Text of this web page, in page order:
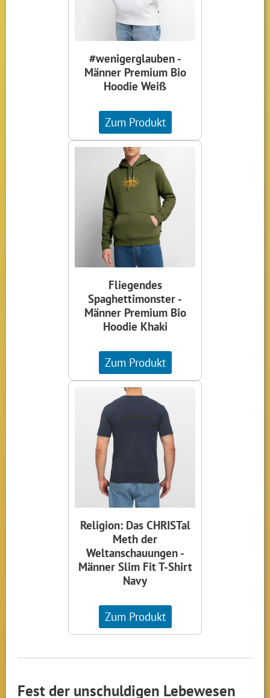
#wenigerglauben -
Männer Premium Bio
Hoodie Weiß
Zum Produkt
Fliegendes
Spaghettimonster -
Männer Premium Bio
Hoodie Khaki
Zum Produkt
Religion: Das CHRISTal
Meth der
Weltanschauungen -
Männer Slim Fit T-Shirt
Navy
Zum Produkt
Fest der unschuldigen Lebewesen